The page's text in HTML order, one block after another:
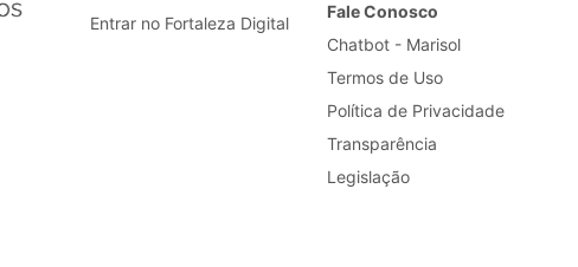
Entrar no Fortaleza Digital
Fale Conosco
Chatbot - Marisol
Termos de Uso
Política de Privacidade
Transparência
Legislação